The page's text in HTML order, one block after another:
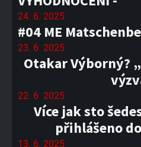
24. 6. 2025
#04 ME
23. 6. 2025
Otakar Výborný?
22. 6. 2025
Více jak sto
přihlášeno
13. 6. 2025